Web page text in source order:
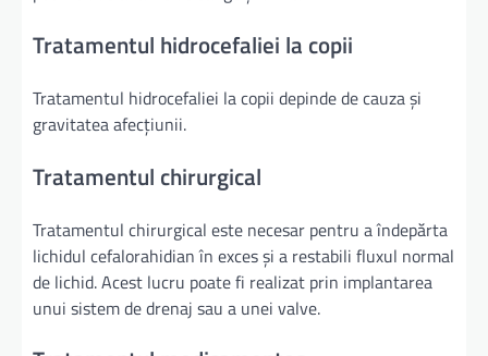
Tratamentul hidrocefaliei la copii
Tratamentul hidrocefaliei la copii depinde de cauza și
gravitatea afecțiunii.
Tratamentul chirurgical
Tratamentul chirurgical este necesar pentru a îndepărta
lichidul cefalorahidian în exces și a restabili fluxul normal
de lichid. Acest lucru poate fi realizat prin implantarea
unui sistem de drenaj sau a unei valve.